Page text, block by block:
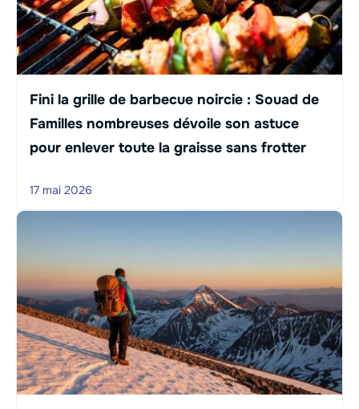
Fini la grille de barbecue noircie : Souad de
Familles nombreuses dévoile son astuce
pour enlever toute la graisse sans frotter
17 mai 2026